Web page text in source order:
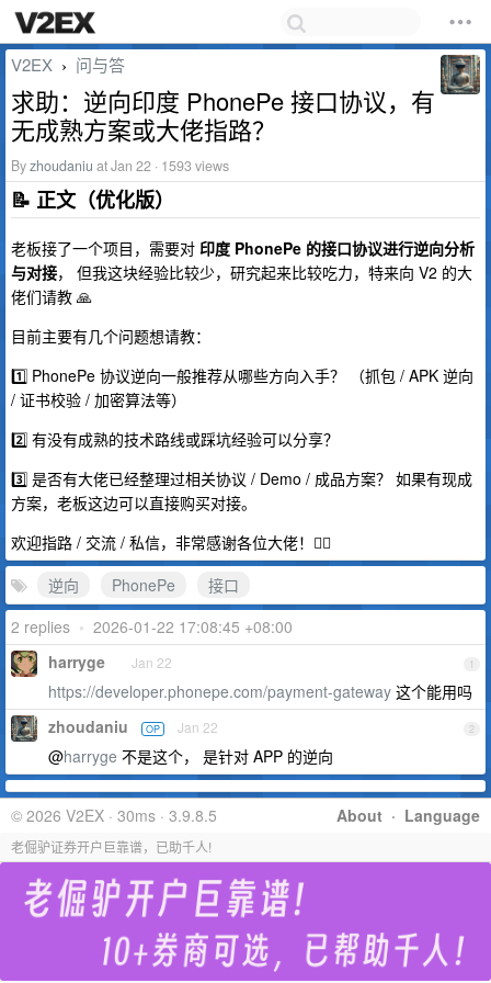
V2EX › 问与答
求助：逆向印度 PhonePe 接口协议，有
无成熟方案或大佬指路？
Byzhoudaniu at Jan 22 · 1593 views
📝 正文（优化版）
老板接了一个项目，需要对 印度 PhonePe 的接口协议进行逆向分析
与对接， 但我这块经验比较少，研究起来比较吃力，特来向 V2 的大
佬们请教 🙏
目前主要有几个问题想请教：
1️⃣ PhonePe 协议逆向一般推荐从哪些方向入手？ （抓包 / APK 逆向
/ 证书校验 / 加密算法等）
2️⃣ 有没有成熟的技术路线或踩坑经验可以分享？
3️⃣ 是否有大佬已经整理过相关协议 / Demo / 成品方案？ 如果有现成
方案，老板这边可以直接购买对接。
欢迎指路 / 交流 / 私信，非常感谢各位大佬！🙇‍♂️
逆向
PhonePe
接口
2 replies • 2026-01-22 17:08:45 +08:00
1
harryge Jan 22
https://developer.phonepe.com/payment-gateway 这个能用吗
2
zhoudaniu OP Jan 22
@harryge 不是这个， 是针对 APP 的逆向
About · Language
© 2026 V2EX · 30ms · 3.9.8.5
老倔驴证券开户巨靠谱，已助千人!